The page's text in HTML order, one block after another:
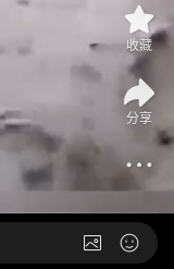
收藏
分享